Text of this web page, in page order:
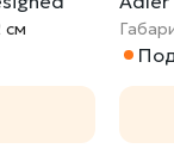
cм